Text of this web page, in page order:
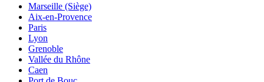
Marseille (Siège)
Aix-en-Provence
Paris
Lyon
Grenoble
Vallée du Rhône
Caen